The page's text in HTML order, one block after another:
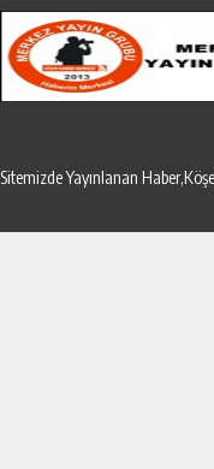
Sitemizde Yayınlanan